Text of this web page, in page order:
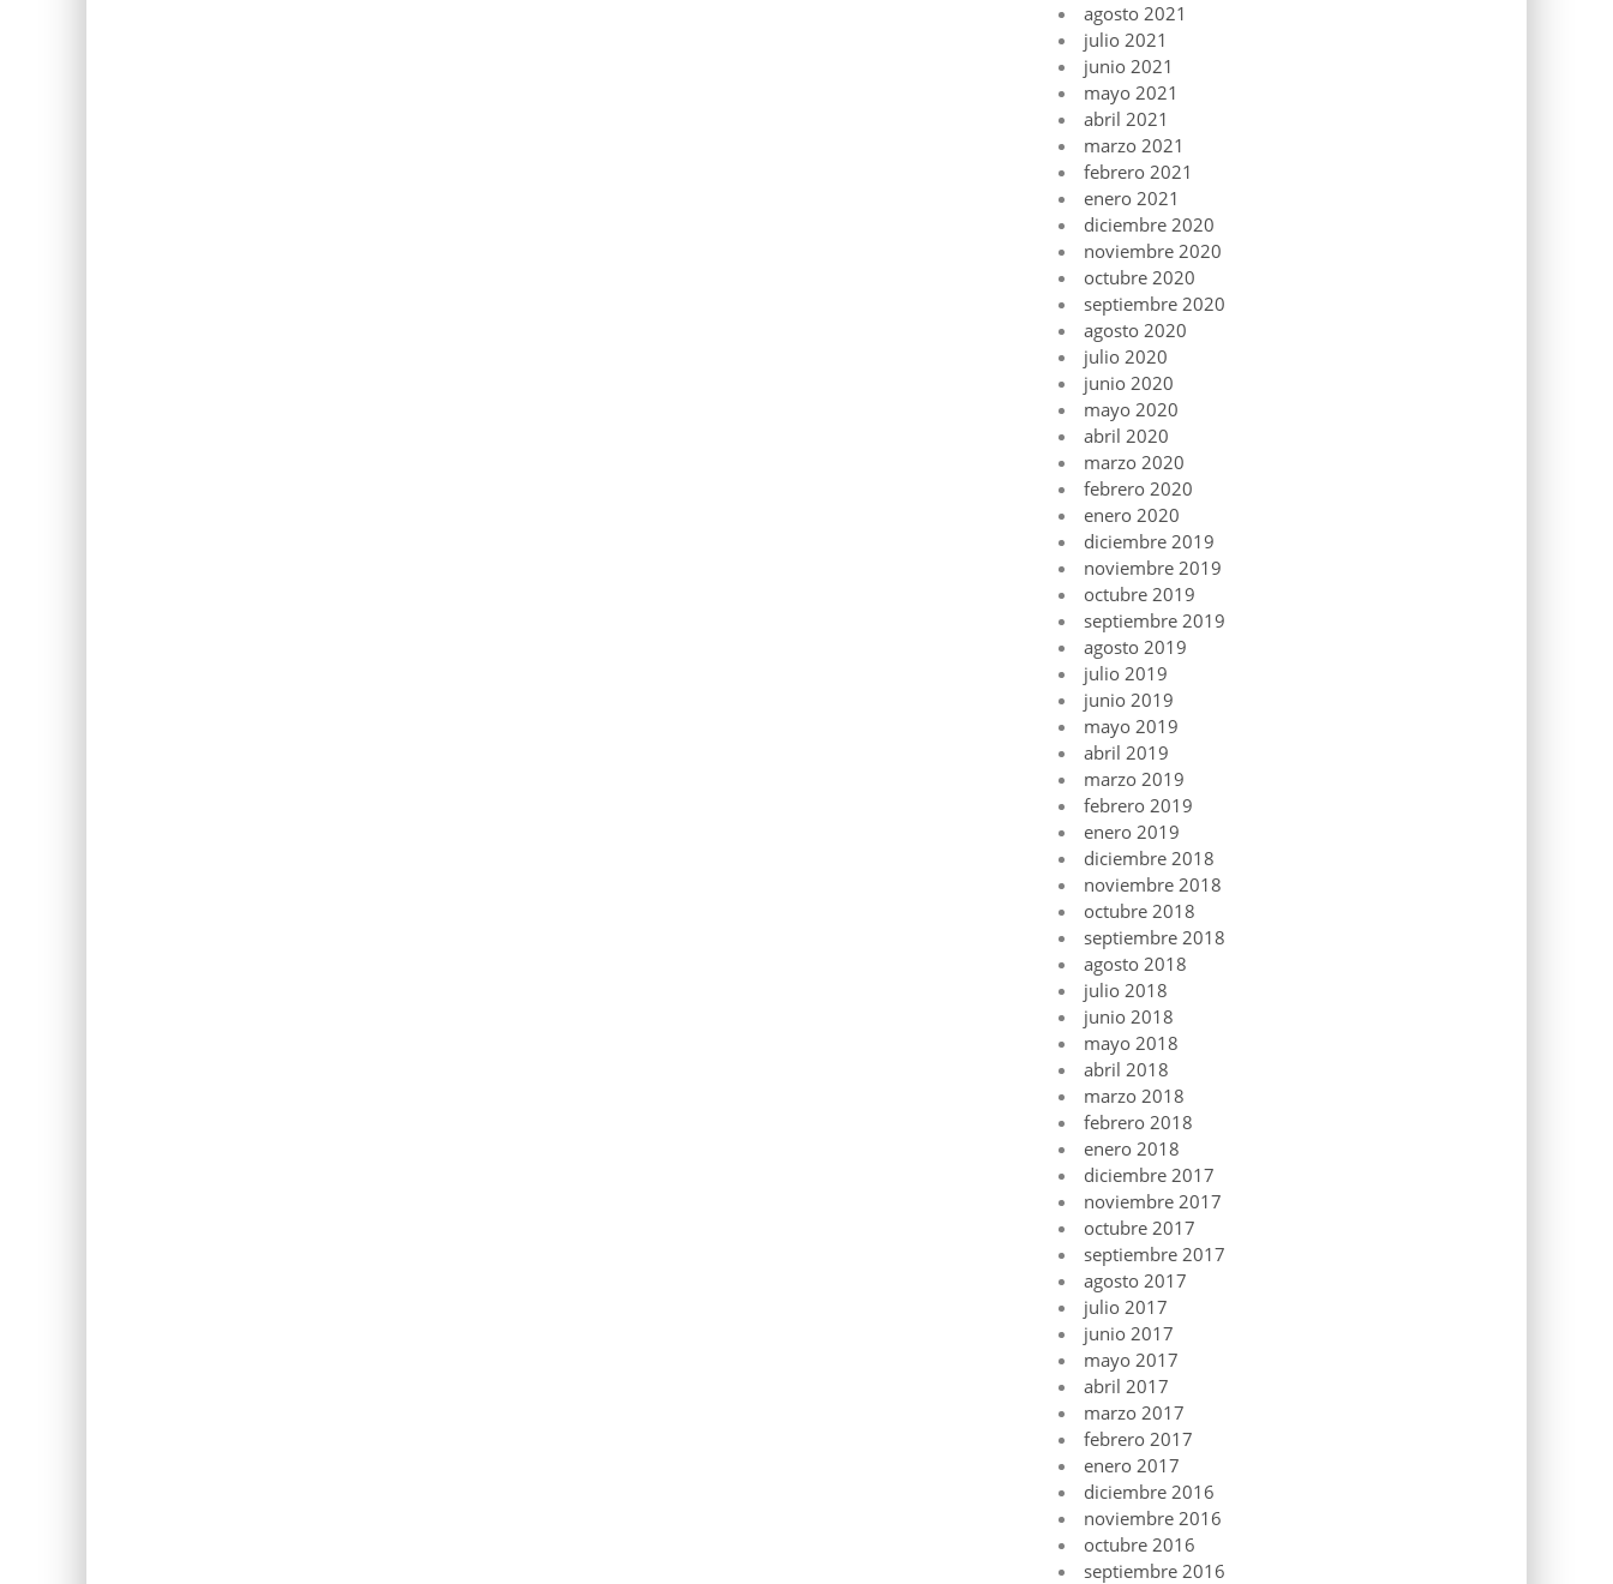
agosto 2021
julio 2021
junio 2021
mayo 2021
abril 2021
marzo 2021
febrero 2021
enero 2021
diciembre 2020
noviembre 2020
octubre 2020
septiembre 2020
agosto 2020
julio 2020
junio 2020
mayo 2020
abril 2020
marzo 2020
febrero 2020
enero 2020
diciembre 2019
noviembre 2019
octubre 2019
septiembre 2019
agosto 2019
julio 2019
junio 2019
mayo 2019
abril 2019
marzo 2019
febrero 2019
enero 2019
diciembre 2018
noviembre 2018
octubre 2018
septiembre 2018
agosto 2018
julio 2018
junio 2018
mayo 2018
abril 2018
marzo 2018
febrero 2018
enero 2018
diciembre 2017
noviembre 2017
octubre 2017
septiembre 2017
agosto 2017
julio 2017
junio 2017
mayo 2017
abril 2017
marzo 2017
febrero 2017
enero 2017
diciembre 2016
noviembre 2016
octubre 2016
septiembre 2016